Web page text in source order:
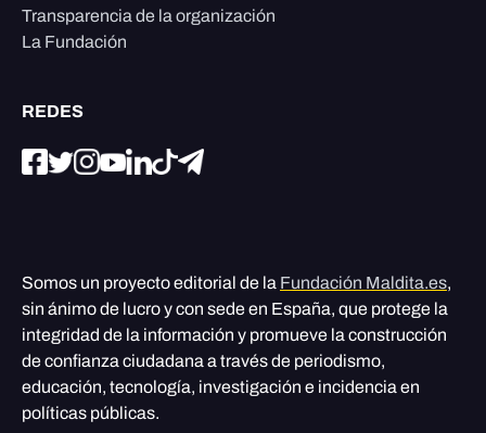
Transparencia de la organización
La Fundación
REDES
Somos un proyecto editorial de la Fundación Maldita.es,
sin ánimo de lucro y con sede en España, que protege la
integridad de la información y promueve la construcción
de confianza ciudadana a través de periodismo,
educación, tecnología, investigación e incidencia en
políticas públicas.